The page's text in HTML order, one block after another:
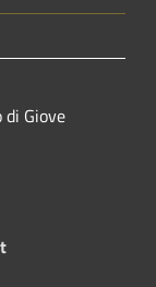
Giove